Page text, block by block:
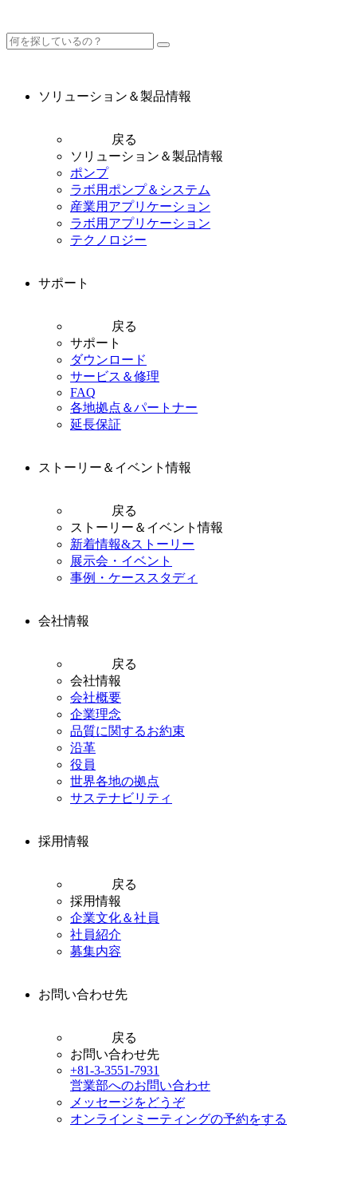
ソリューション＆製品情報
戻る
ソリューション＆製品情報
ポンプ
ラボ用ポンプ＆システム
産業用アプリケーション
ラボ用アプリケーション
テクノロジー
サポート
戻る
サポート
ダウンロード
サービス＆修理
FAQ
各地拠点＆パートナー
延長保証
ストーリー＆イベント情報
戻る
ストーリー＆イベント情報
新着情報&ストーリー
展示会・イベント
事例・ケーススタディ
会社情報
戻る
会社情報
会社概要
企業理念
品質に関するお約束
沿革
役員
世界各地の拠点
サステナビリティ
採用情報
戻る
採用情報
企業文化＆社員
社員紹介
募集内容
お問い合わせ先
戻る
お問い合わせ先
+81-3-3551-7931
営業部へのお問い合わせ
メッセージをどうぞ
オンラインミーティングの予約をする